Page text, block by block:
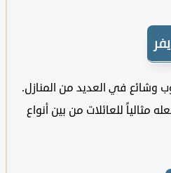
في العديد من المنازل.
للعائلات من بين أنواع